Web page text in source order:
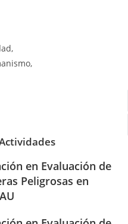
en Evaluación de
Peligrosas en